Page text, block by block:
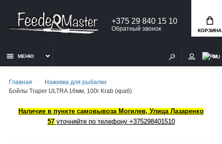
+375 29 840 15 10
Обратный звонок КОРЗИНА
МЕНЮ RU
Главная
Наживка для рыбалки
Бойлы Traper ULTRA 16мм, 100г Krab (краб)
Наличие в пункте самовывоза Могилев, Улица Лазаренко
57уточняйте по телефону +375298401510